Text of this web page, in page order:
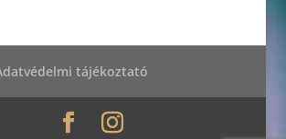
tájékoztató